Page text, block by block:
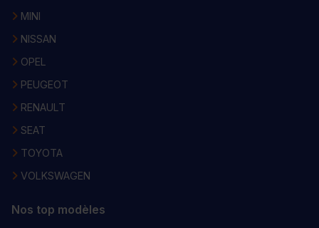
MINI
NISSAN
OPEL
PEUGEOT
RENAULT
SEAT
TOYOTA
VOLKSWAGEN
Nos top modèles